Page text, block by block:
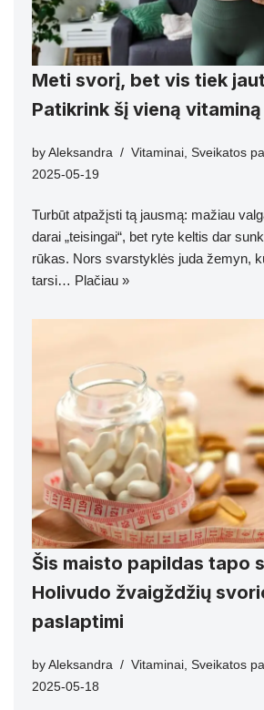
Meti svorį, bet vis tiek
Patikrink šį vieną vitaminą
by Aleksandra Vitaminai, Sveikatos
2025-05-19
Turbūt atpažįsti tą jausmą: mažiau
darai „teisingai“, bet ryte keltis dar
rūkas. Nors svarstyklės juda žemyn,
tarsi… Plačiau »
Šis maisto papildas tapo
Holivudo žvaigždžių
paslaptimi
by Aleksandra Vitaminai, Sveikatos
2025-05-18